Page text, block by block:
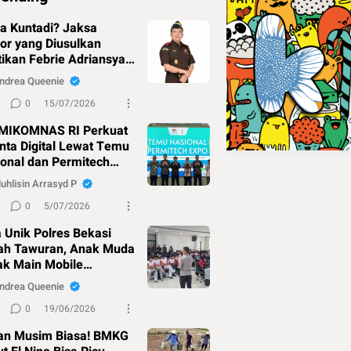
Kuntadi? Jaksa
yang Diusulkan
Febrie Adriansyah
Jampidsus
Queenie
0 15/07/2026
RI Perkuat
Digital Lewat Temu
dan Permitech
2026Arrasyd P
0 5/07/2026
Unik Polres Bekasi
Tawuran, Anak Muda
Main Mobile
Queenie
0 19/06/2026
Musim Biasa! BMKG